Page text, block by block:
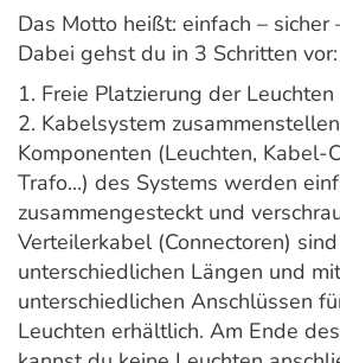
Das Motto heißt: einfach – sicher
Dabei gehst du in 3 Schritten vor:
1. Freie Platzierung der Leuchten
2. Kabelsystem
Komponenten (Leuchten, Kabel-
Trafo...) des Systems werden
zusammengesteckt und
Verteilerkabel (Connectoren)
unterschiedlichen Längen und mit
unterschiedlichen Anschlüssen
Leuchten erhältlich. Am Ende